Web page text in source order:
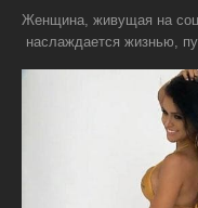
Женщина, живущая на
наслаждается жизнью,